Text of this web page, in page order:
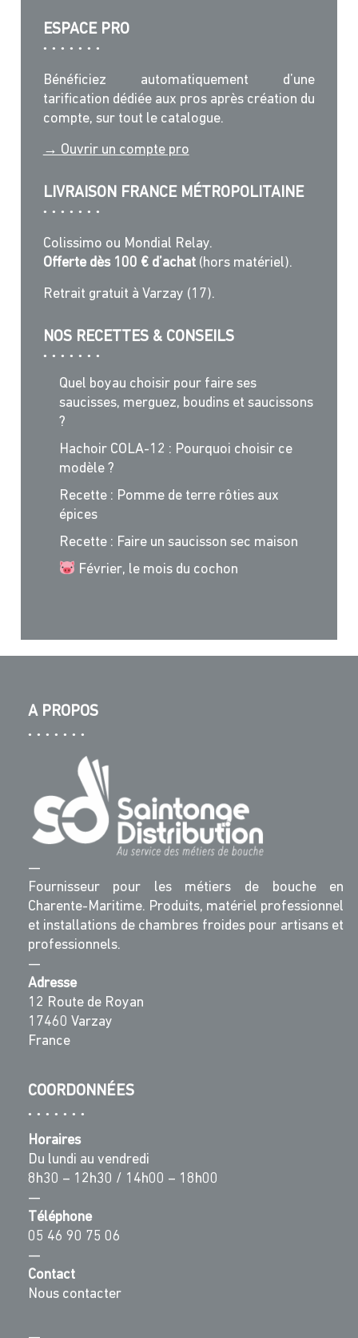
ESPACE PRO
Bénéficiez automatiquement d’une
tarification dédiée aux pros après création du
compte, sur tout le catalogue.
→ Ouvrir un compte pro
LIVRAISON FRANCE MÉTROPOLITAINE
Colissimo ou Mondial Relay.
Offerte dès 100 € d’achat (hors matériel).
Retrait gratuit à Varzay (17).
NOS RECETTES & CONSEILS
Quel boyau choisir pour faire ses
saucisses, merguez, boudins et saucissons
?
Hachoir COLA-12 : Pourquoi choisir ce
modèle ?
Recette : Pomme de terre rôties aux
épices
Recette : Faire un saucisson sec maison
Février, le mois du cochon
A PROPOS
—
Fournisseur pour les métiers de bouche en
Charente-Maritime. Produits, matériel professionnel
et installations de chambres froides pour artisans et
professionnels.
—
Adresse
12 Route de Royan
17460 Varzay
France
COORDONNÉES
Horaires
Du lundi au vendredi
8h30 – 12h30 / 14h00 – 18h00
—
Téléphone
05 46 90 75 06
—
Contact
Nous contacter